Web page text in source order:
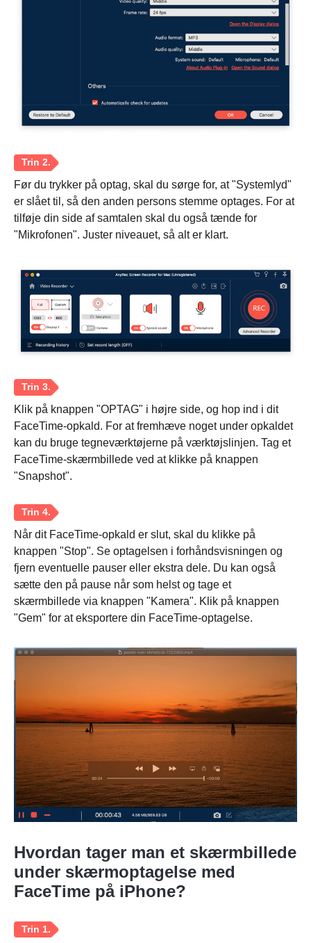
Før du trykker på optag, skal du sørge for, at "Systemlyd"
er slået til, så den anden persons stemme optages. For at
tilføje din side af samtalen skal du også tænde for
"Mikrofonen". Juster niveauet, så alt er klart.
Klik på knappen "OPTAG" i højre side, og hop ind i dit
FaceTime-opkald. For at fremhæve noget under opkaldet
kan du bruge tegneværktøjerne på værktøjslinjen. Tag et
FaceTime-skærmbillede ved at klikke på knappen
"Snapshot".
Når dit FaceTime-opkald er slut, skal du klikke på
knappen "Stop". Se optagelsen i forhåndsvisningen og
fjern eventuelle pauser eller ekstra dele. Du kan også
sætte den på pause når som helst og tage et
skærmbillede via knappen "Kamera". Klik på knappen
"Gem" for at eksportere din FaceTime-optagelse.
Hvordan tager man et skærmbillede
under skærmoptagelse med
FaceTime på iPhone?